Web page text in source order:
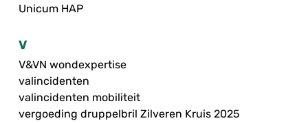
Unicum HAP
V
V&VN wondexpertise
valincidenten
valincidenten mobiliteit
vergoeding druppelbril Zilveren Kruis 2025